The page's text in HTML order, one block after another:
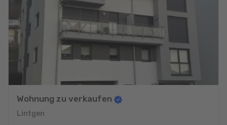
Wohnung zu verkaufen
Lintgen